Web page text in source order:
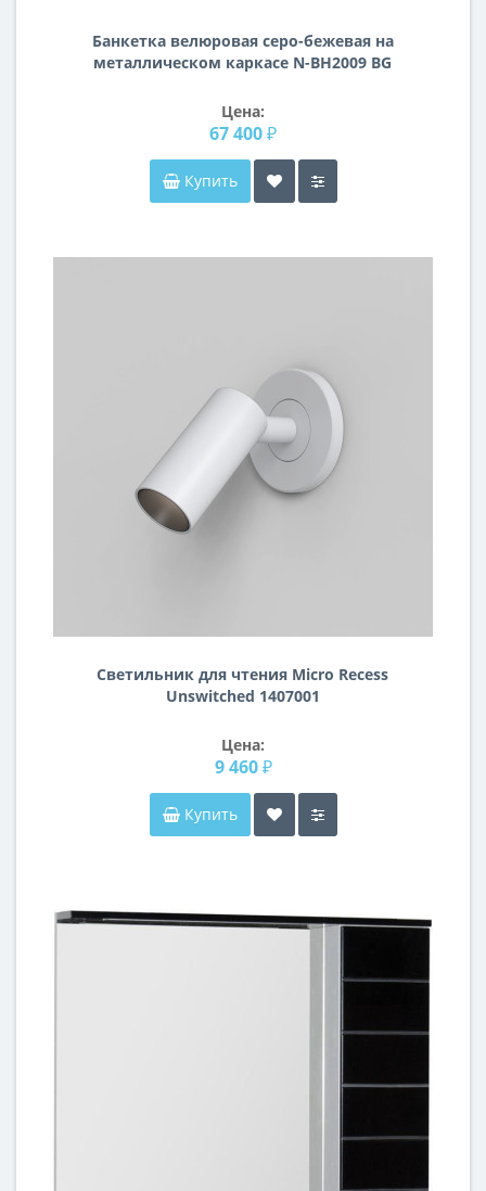
Банкетка велюровая серо-бежевая на
металлическом каркасе N-BH2009 BG
Цена:
67 400 ₽
Купить
Светильник для чтения Micro Recess
Unswitched 1407001
Цена:
9 460 ₽
Купить